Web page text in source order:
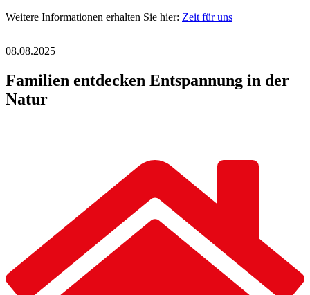
Weitere Informationen erhalten Sie hier: Zeit für uns
08.08.2025
Familien entdecken Entspannung in der
Natur